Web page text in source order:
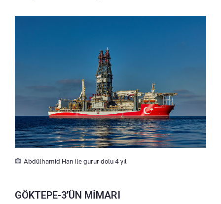
Abdülhamid Han ile gurur dolu 4 yıl
GÖKTEPE-3’ÜN MİMARI